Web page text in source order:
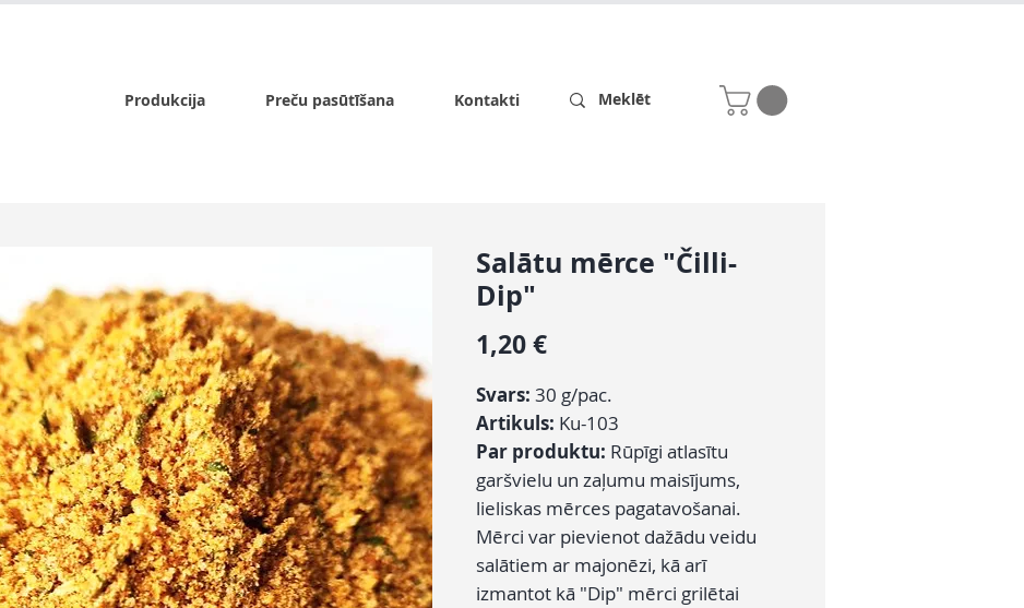
Produkcija Preču pasūtīšana Kontakti
Salātu mērce "Čilli-
Dip"
1,20 €Cena
Svars: 30 g/pac.
Artikuls: Ku-103
Par produktu: Rūpīgi atlasītu
garšvielu un zaļumu maisījums,
lieliskas mērces pagatavošanai.
Mērci var pievienot dažādu veidu
salātiem ar majonēzi, kā arī
izmantot kā "Dip" mērci grilētai